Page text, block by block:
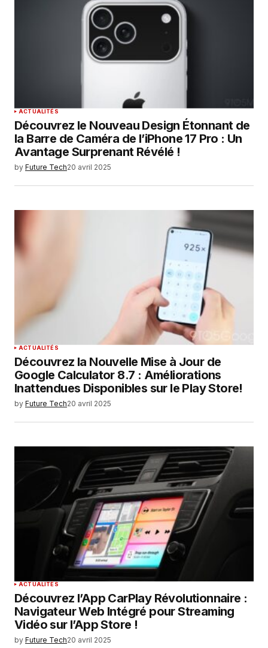
ACTUALITÉS
Découvrez le Nouveau Design Étonnant de
la Barre de Caméra de l’iPhone 17 Pro : Un
Avantage Surprenant Révélé !
by Future Tech20 avril 2025
ACTUALITÉS
Découvrez la Nouvelle Mise à Jour de
Google Calculator 8.7 : Améliorations
Inattendues Disponibles sur le Play Store!
by Future Tech20 avril 2025
ACTUALITÉS
Découvrez l’App CarPlay Révolutionnaire :
Navigateur Web Intégré pour Streaming
Vidéo sur l’App Store !
by Future Tech20 avril 2025